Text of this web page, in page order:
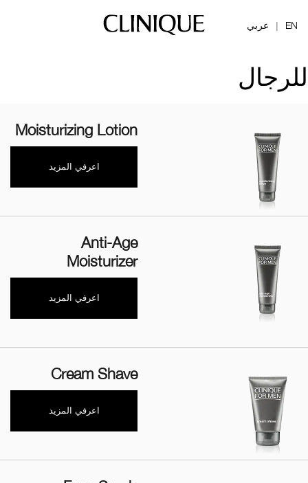
EN
| عربي
للرجال
Moisturizing Lotion
اعرفي المزيد
Anti-Age
Moisturizer
اعرفي المزيد
Cream Shave
اعرفي المزيد